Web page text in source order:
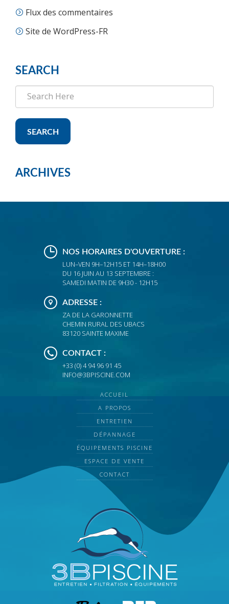
Flux des commentaires
Site de WordPress-FR
SEARCH
SEARCH
ARCHIVES
NOS HORAIRES D'OUVERTURE :
LUN–VEN 9H–12H15 ET 14H–18H00
DU 16 JUIN AU 13 SEPTEMBRE :
SAMEDI MATIN DE 9H30 - 12H15
ADRESSE :
ZA DE LA GARONNETTE
CHEMIN RURAL DES UBACS
83120 SAINTE MAXIME
CONTACT :
+33 (0) 4 94 96 91 45
INFO@3BPISCINE.COM
ACCUEIL
A PROPOS
ENTRETIEN
DÉPANNAGE
ÉQUIPEMENTS PISCINE
ESPACE DE VENTE
CONTACT